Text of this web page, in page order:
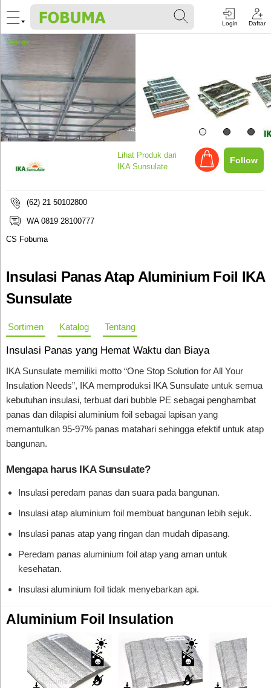
Login Daftar
Merek
Lihat Produk dari
IKA Sunsulate
Follow
(62) 21 50102800
WA 0819 28100777
CS Fobuma
Insulasi Panas Atap Aluminium Foil IKA
Sunsulate
Sortimen Katalog Tentang
Insulasi Panas yang Hemat Waktu dan Biaya
IKA Sunsulate memiliki motto “One Stop Solution for All Your
Insulation Needs”, IKA memproduksi IKA Sunsulate untuk semua
kebutuhan insulasi, terbuat dari bubble PE sebagai penghambat
panas dan dilapisi aluminium foil sebagai lapisan yang
memantulkan 95-97% panas matahari sehingga efektif untuk atap
bangunan.
Mengapa harus IKA Sunsulate?
Insulasi peredam panas dan suara pada bangunan.
Insulasi atap aluminium foil membuat bangunan lebih sejuk.
Insulasi panas atap yang ringan dan mudah dipasang.
Peredam panas aluminium foil atap yang aman untuk
kesehatan.
Insulasi aluminium foil tidak menyebarkan api.
Aluminium Foil Insulation